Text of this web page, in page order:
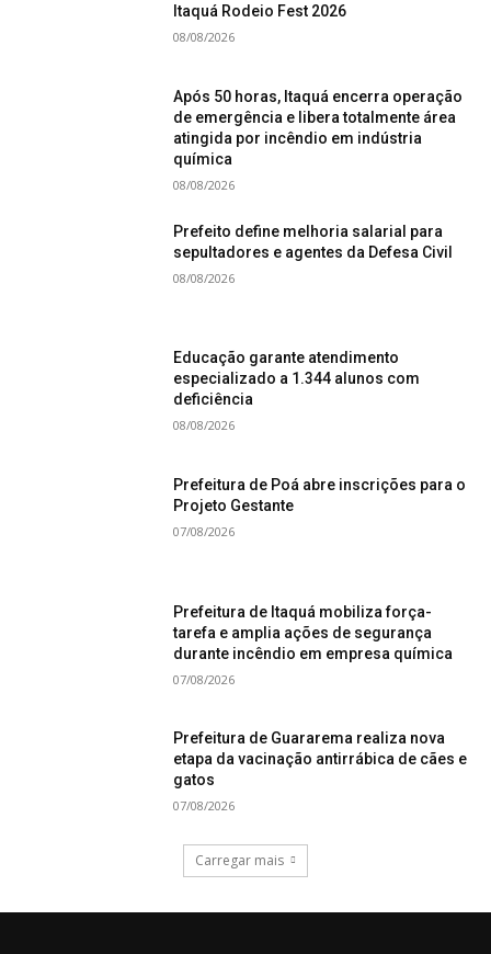
Itaquá Rodeio Fest 2026
08/08/2026
Após 50 horas, Itaquá encerra operação
de emergência e libera totalmente área
atingida por incêndio em indústria
química
08/08/2026
Prefeito define melhoria salarial para
sepultadores e agentes da Defesa Civil
08/08/2026
Educação garante atendimento
especializado a 1.344 alunos com
deficiência
08/08/2026
Prefeitura de Poá abre inscrições para o
Projeto Gestante
07/08/2026
Prefeitura de Itaquá mobiliza força-
tarefa e amplia ações de segurança
durante incêndio em empresa química
07/08/2026
Prefeitura de Guararema realiza nova
etapa da vacinação antirrábica de cães e
gatos
07/08/2026
Carregar mais